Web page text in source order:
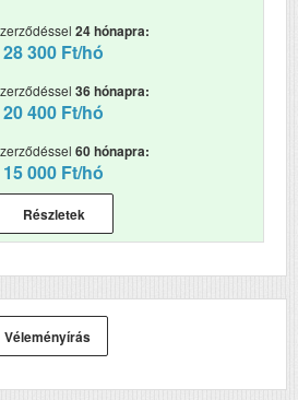
24 hónapra:
28 300 Ft/hó
36 hónapra:
20 400 Ft/hó
60 hónapra:
15 000 Ft/hó
Részletek
Véleményírás